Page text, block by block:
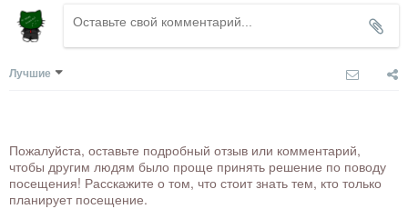
Лучшие
Пожалуйста, оставьте подробный отзыв или комментарий,
чтобы другим людям было проще принять решение по поводу
посещения! Расскажите о том, что стоит знать тем, кто только
планирует посещение.